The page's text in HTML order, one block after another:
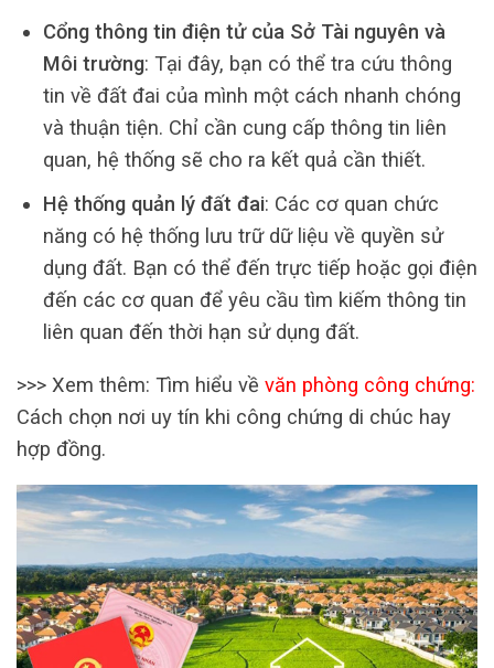
Cổng thông tin điện tử của Sở Tài nguyên và
Môi trường: Tại đây, bạn có thể tra cứu thông
tin về đất đai của mình một cách nhanh chóng
và thuận tiện. Chỉ cần cung cấp thông tin liên
quan, hệ thống sẽ cho ra kết quả cần thiết.
Hệ thống quản lý đất đai: Các cơ quan chức
năng có hệ thống lưu trữ dữ liệu về quyền sử
dụng đất. Bạn có thể đến trực tiếp hoặc gọi điện
đến các cơ quan để yêu cầu tìm kiếm thông tin
liên quan đến thời hạn sử dụng đất.
>>> Xem thêm: Tìm hiểu về văn phòng công chứng:
Cách chọn nơi uy tín khi công chứng di chúc hay
hợp đồng.